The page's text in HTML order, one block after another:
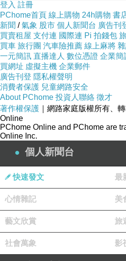
登入 註冊
PChome首頁 線上購物 24h購物 書
新聞 /氣象 股市 個人新聞台 廣告刊
買賣租屋 支付連 國際連 Pi 拍錢包
買車 旅行團 汽車險推薦 線上麻將
一元簡訊 直播達人 數位憑證 企業簡
買網址 虛擬主機 企業郵件
廣告刊登 隱私權聲明
消費者保護 兒童網路安全
About PChome 投資人聯絡 徵才
著作權保護 ｜網路家庭版權所有、
Online
PChome Online and PChome are
Online Inc.
個人新聞台
快速發文 最
心情雜記 美
藝文欣賞 旅
社會萬象 影